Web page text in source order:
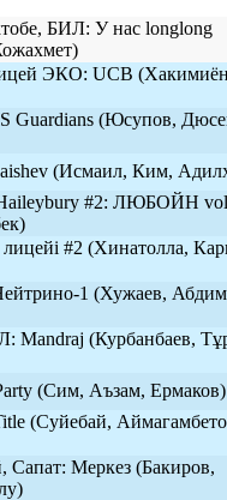
БИЛ: У нас longlong
ЭКО: UCB
(Юсупов,
(Исмаил, Ким,
#2: ЛЮБОЙН
#2 (Хинатолла,
1 (Хужаев,
Mandraj (Курбанбаев,
(Сим, Аъзам, Ермаков)
(Суйебай,
Меркез (Бакиров,